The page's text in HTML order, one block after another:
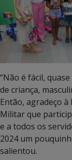
“Não é fácil,
de criança,
Então, agradeço
Militar que
e a todos os
2024 um
salientou.